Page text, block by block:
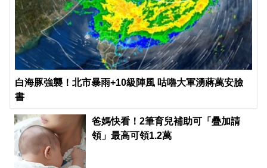
白海豚強襲！北市暴雨+10級陣風 咕嚕大軍湧蔣萬安臉
書
爸媽快看！2筆育兒補助可「疊加請
領」最高可領1.2萬